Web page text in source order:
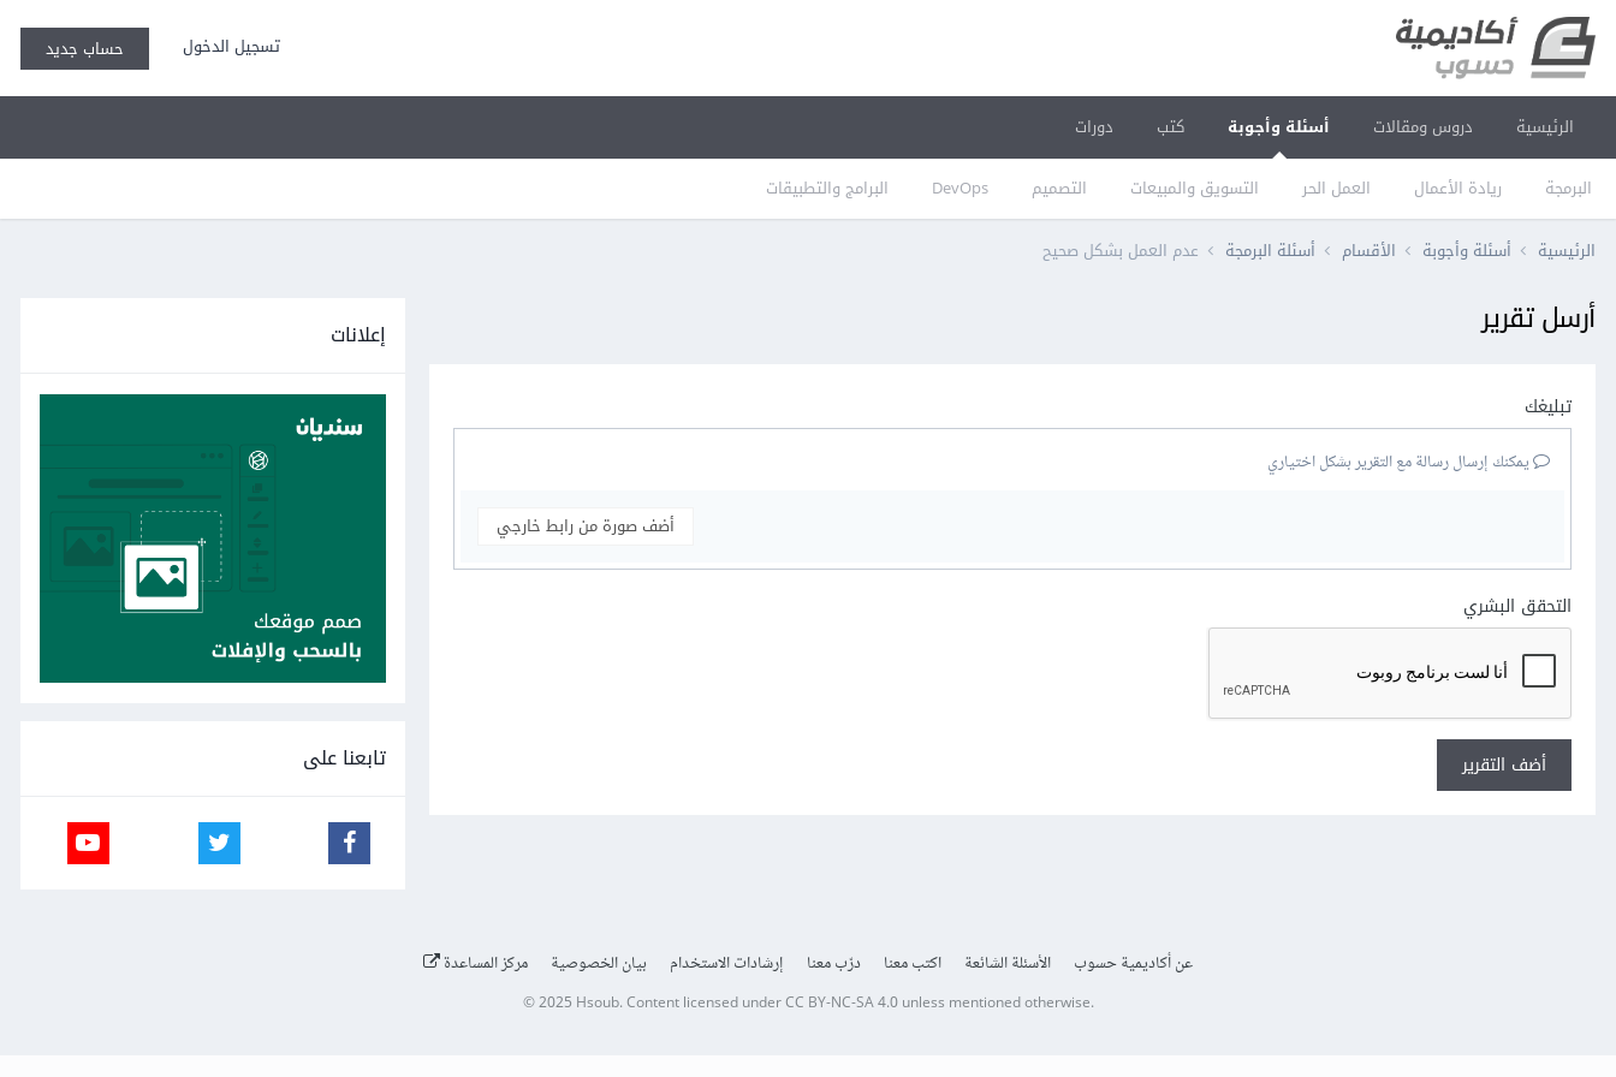
تسجيل الدخول حساب جديد
الرئيسية دروس ومقالات أسئلة وأجوبة
البرمجة ريادة الأعمال العمل الحر التسويق والمبيعات التصميم DevOps البرامج والتطبيقات
كتب دورات
الرئيسية أسئلة وأجوبة الأقسام أسئلة البرمجة عدم العمل بشكل صحيح
أرسل تقرير
تبليغك
يمكنك إرسال رسالة مع التقرير بشكل اختياري
أضف صورة من رابط خارجي
التحقق البشري
أضف التقرير
إعلانات
تابعنا على
عن أكاديمية حسوب الأسئلة الشائعة اكتب معنا درّب معنا إرشادات الاستخدام بيان الخصوصية مركز المساعدة
© 2025 Hsoub.Content licensed underCC BY-NC-SA 4.0unless mentioned otherwise.